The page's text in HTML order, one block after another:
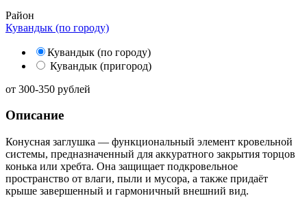
Район
Кувандык (по городу)
Кувандык (по городу)
Кувандык (пригород)
от 300-350 рублей
Описание
Конусная заглушка — функциональный элемент кровельной
системы, предназначенный для аккуратного закрытия торцов
конька или хребта. Она защищает подкровельное
пространство от влаги, пыли и мусора, а также придаёт
крыше завершенный и гармоничный внешний вид.